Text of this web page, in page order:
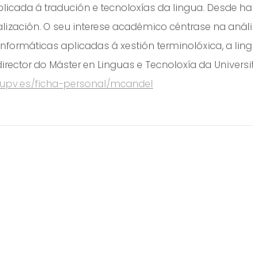
á tradución e tecnoloxías da lingua. Desde
O seu interese académico céntrase na
aplicadas á xestión terminolóxica, a
do Máster en Linguas e Tecnoloxía da
ficha-personal/mcandel